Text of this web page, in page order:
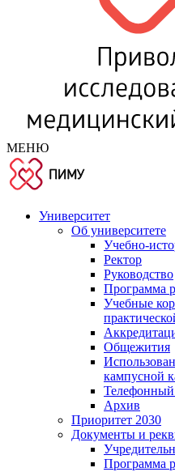
МЕНЮ
Университет
Об университете
Учебно-
Ректор
Руководство
Программа
Учебные
Общежития
кампусной
Архив
Приоритет 2030
Документы и
Программа